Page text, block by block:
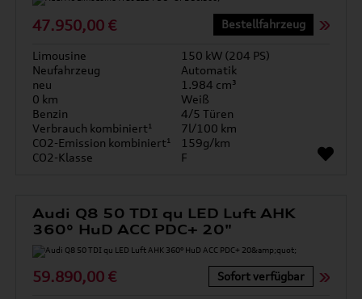
47.950,00 € Bestellfahrzeug
Limousine
150 kW (204 PS)
Neufahrzeug
Automatik
neu
1.984 cm³
0 km
Weiß
Benzin
4/5 Türen
Verbrauch kombiniert¹
7l/100 km
CO2-Emission kombiniert¹
159g/km
CO2-Klasse
F
Audi Q8 50 TDI qu LED Luft AHK
360° HuD ACC PDC+ 20"
59.890,00 € Sofort verfügbar